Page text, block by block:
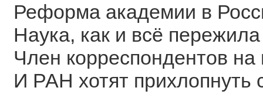
Реформа академии в
Наука, как и всё пережила
Член корреспондентов на
И РАН хотят прихлопнуть